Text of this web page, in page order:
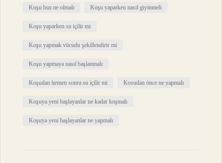
Koşu hızı ne olmalı Koşu yaparken nasıl giyinmeli
Koşu yaparken su içilir mi
Koşu yapmak vücudu şekillendirir mi
Koşu yapmaya nasıl başlanmalı
Koşudan hemen sonra su içilir mi Kosudan önce ne yapmalı
Koşuya yeni başlayanlar ne kadar koşmalı
Koşuya yeni başlayanlar ne yapmalı